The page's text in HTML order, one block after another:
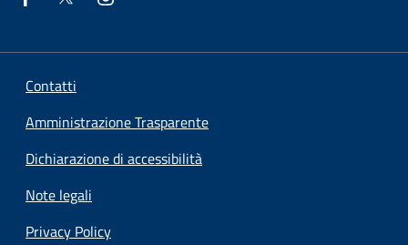
Contatti
Amministrazione Trasparente
Dichiarazione di accessibilità
Note legali
Privacy Policy